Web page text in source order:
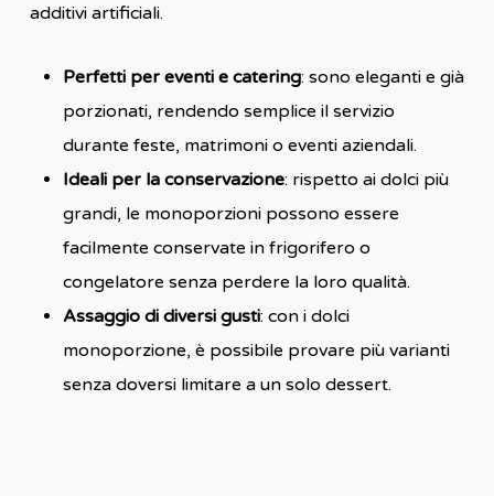
additivi artificiali.
Perfetti per eventi e catering: sono eleganti e già
porzionati, rendendo semplice il servizio
durante feste, matrimoni o eventi aziendali.
Ideali per la conservazione: rispetto ai dolci più
grandi, le monoporzioni possono essere
facilmente conservate in frigorifero o
congelatore senza perdere la loro qualità.
Assaggio di diversi gusti: con i dolci
monoporzione, è possibile provare più varianti
senza doversi limitare a un solo dessert.